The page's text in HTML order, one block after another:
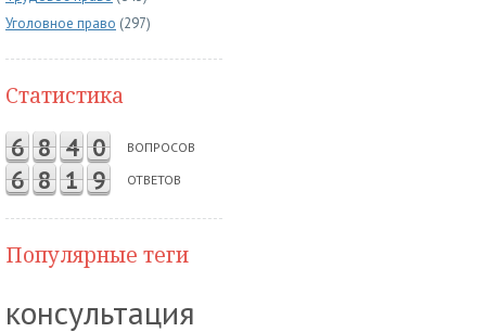
Уголовное право (297)
Статистика
6 8 4 0 ВОПРОСОВ
6 8 1 9 ОТВЕТОВ
Популярные теги
консультация